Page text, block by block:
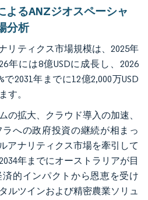
るANZジオスペーシャ
分析
リティクス市場規模は、2025年
年には8億USDに成長し、2026
で2031年までに12億2,000万USD
す。
の拡大、クラウド導入の加速、
への政府投資の継続が相まっ
アナリティクス市場を牽引して
年までにオーストラリアが目
済的インパクトから恩恵を受け
ルツインおよび精密農業ソリュ